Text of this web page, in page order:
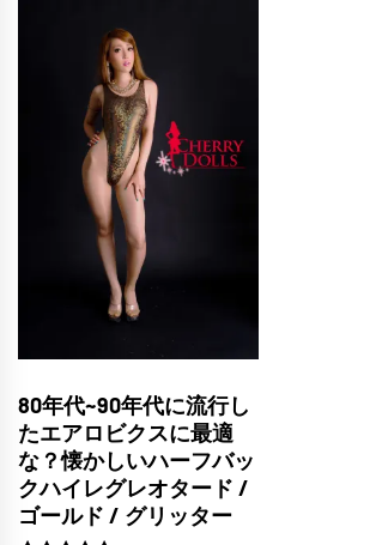
80年代~90年代に流行し
たエアロビクスに最適
な？懐かしいハーフバッ
クハイレグレオタード /
ゴールド / グリッター